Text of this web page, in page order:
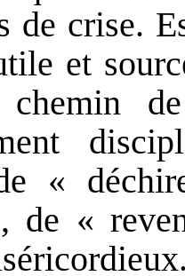
de crise.
et
«
de «